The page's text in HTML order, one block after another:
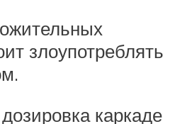
злоупотреблять
каркаде